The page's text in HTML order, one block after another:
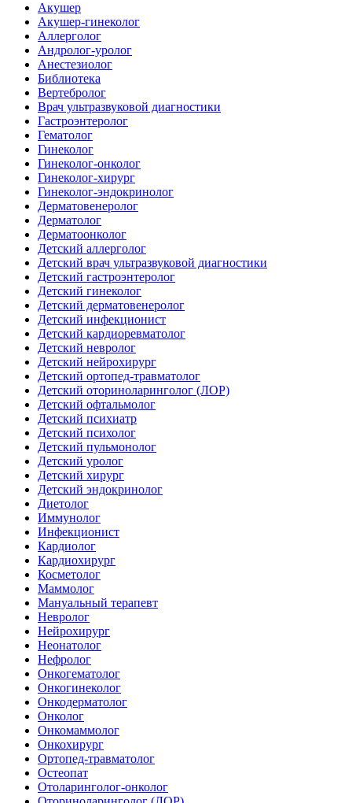
Акушер
Акушер-гинеколог
Аллерголог
Андролог-уролог
Анестезиолог
Библиотека
Вертебролог
Врач ультразвуковой диагностики
Гастроэнтеролог
Гематолог
Гинеколог
Гинеколог-онколог
Гинеколог-хирург
Гинеколог-эндокринолог
Дерматовенеролог
Дерматолог
Дерматоонколог
Детский аллерголог
Детский врач ультразвуковой диагностики
Детский гастроэнтеролог
Детский гинеколог
Детский дерматовенеролог
Детский инфекционист
Детский кардиоревматолог
Детский невролог
Детский нейрохирург
Детский ортопед-травматолог
Детский оториноларинголог (ЛОР)
Детский офтальмолог
Детский психиатр
Детский психолог
Детский пульмонолог
Детский уролог
Детский хирург
Детский эндокринолог
Диетолог
Иммунолог
Инфекционист
Кардиолог
Кардиохирург
Косметолог
Маммолог
Мануальный терапевт
Невролог
Нейрохирург
Неонатолог
Нефролог
Онкогематолог
Онкогинеколог
Онкодерматолог
Онколог
Онкомаммолог
Онкохирург
Ортопед-травматолог
Остеопат
Отоларинголог-онколог